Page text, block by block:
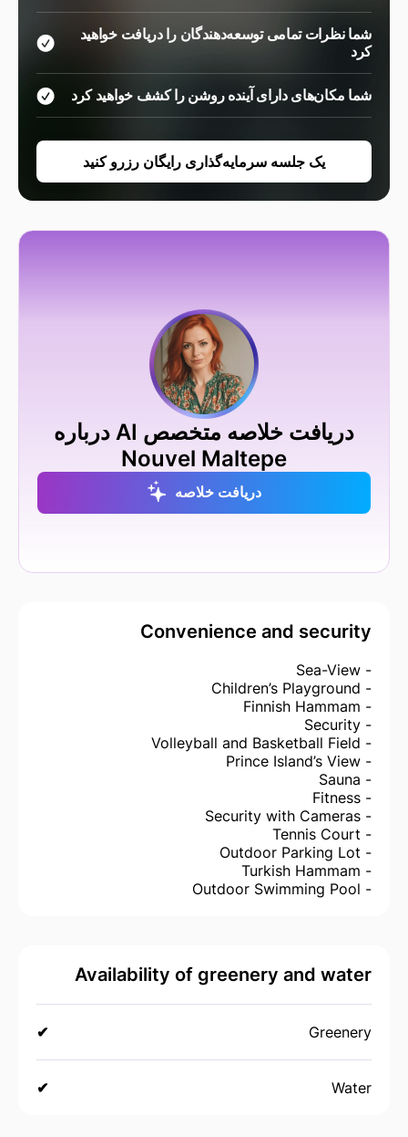
شما نظرات تمامی توسعه‌دهندگان را دریافت خواهید
کرد
شما مکان‌های دارای آینده روشن را کشف خواهید کرد
یک جلسه سرمایه‌گذاری رایگان رزرو کنید
دریافت خلاصه متخصص AI درباره
Nouvel Maltepe
دریافت خلاصه
Convenience and security
- Sea-View
- Children’s Playground
- Finnish Hammam
- Security
- Volleyball and Basketball Field
- Prince Island’s View
- Sauna
- Fitness
- Security with Cameras
- Tennis Court
- Outdoor Parking Lot
- Turkish Hammam
- Outdoor Swimming Pool
Availability of greenery and water
Greenery
✔
Water
✔